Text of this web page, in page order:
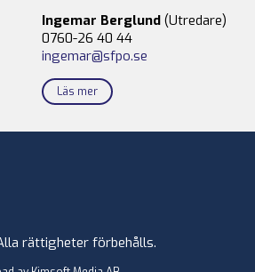
Ingemar Berglund (Utredare)
0760-26 40 44
ingemar@sfpo.se
Läs mer
rättigheter förbehålls.